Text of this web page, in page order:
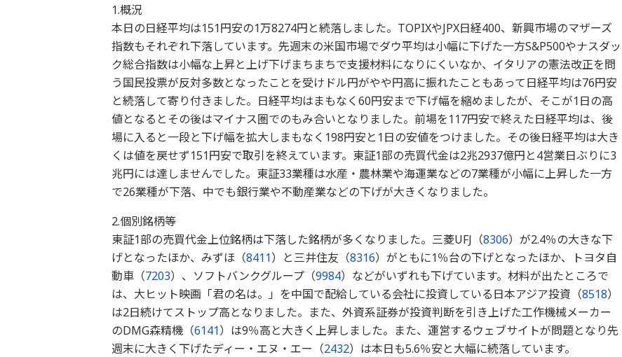
1.概況
本日の日経平均は151円安の1万8274円と続落しました。TOPIXやJPX日経400、新興市場のマザーズ
指数もそれぞれ下落しています。先週末の米国市場でダウ平均は小幅に下げた一方S&P500やナスダッ
ク総合指数は小幅な上昇と上げ下げまちまちで支援材料になりにくいなか、イタリアの憲法改正を問
う国民投票が反対多数となったことを受けドル円がやや円高に振れたこともあって日経平均は76円安
と続落して寄り付きました。日経平均はまもなく60円安まで下げ幅を縮めましたが、そこが1日の高
値となるとその後はマイナス圏でのもみ合いとなりました。前場を117円安で終えた日経平均は、後
場に入ると一段と下げ幅を拡大しまもなく198円安と1日の安値をつけました。その後日経平均は大き
くは値を戻せず151円安で取引を終えています。東証1部の売買代金は2兆2937億円と4営業日ぶりに3
兆円には達しませんでした。東証33業種は水産・農林業や海運業などの7業種が小幅に上昇した一方
で26業種が下落、中でも銀行業や不動産業などの下げが大きくなりました。
2.個別銘柄等
東証1部の売買代金上位銘柄は下落した銘柄が多くなりました。三菱UFJ（8306）が2.4％の大きな下
げとなったほか、みずほ（8411）と三井住友（8316）がともに1％台の下げとなったほか、トヨタ自
動車（7203）、ソフトバンクグループ（9984）などがいずれも下げています。材料が出たところで
は、大ヒット映画「君の名は。」を中国で配給している会社に投資している日本アジア投資（8518）
は2日続けてストップ高となりました。また、外資系証券が投資判断を引き上げた工作機械メーカー
のDMG森精機（6141）は9％高と大きく上昇しました。また、運営するウェブサイトが問題となり先
週末に大きく下げたディー・エヌ・エー（2432）は本日も5.6％安と大幅に続落しています。